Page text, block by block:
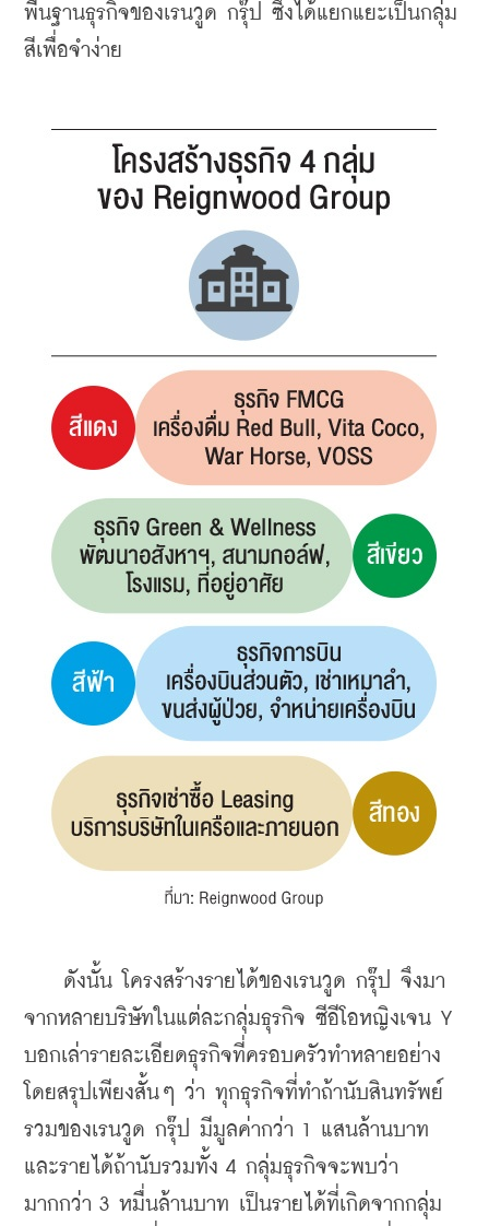
พื้นฐานธุรกิจของเรนวูด กรุ๊ป ซึ่งได้แยกแยะเป็นกลุ่ม
สีเพื่อจำง่าย
ดังนั้น โครงสร้างรายได้ของเรนวูด กรุ๊ป จึงมา
จากหลายบริษัทในแต่ละกลุ่มธุรกิจ ซีอีโอหญิงเจน Y
บอกเล่ารายละเอียดธุรกิจที่ครอบครัวทำหลายอย่าง
โดยสรุปเพียงสั้นๆ ว่า ทุกธุรกิจที่ทำถ้านับสินทรัพย์
รวมของเรนวูด กรุ๊ป มีมูลค่ากว่า 1 แสนล้านบาท
และรายได้ถ้านับรวมทั้ง 4 กลุ่มธุรกิจจะพบว่า
มากกว่า 3 หมื่นล้านบาท เป็นรายได้ที่เกิดจากกลุ่ม